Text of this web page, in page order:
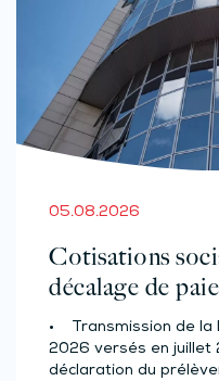
05.08.2026
Cotisations
décalage de
source des
(effectif d’au
• Transmission de la
2026 versés en
déclaration du